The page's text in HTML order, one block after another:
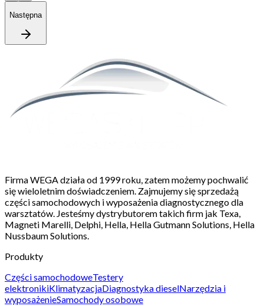
Następna
Firma WEGA działa od 1999 roku, zatem możemy pochwalić
się wieloletnim doświadczeniem. Zajmujemy się sprzedażą
części samochodowych i wyposażenia diagnostycznego dla
warsztatów. Jesteśmy dystrybutorem takich firm jak Texa,
Magneti Marelli, Delphi, Hella, Hella Gutmann Solutions, Hella
Nussbaum Solutions.
Produkty
Części samochodoweTestery
elektronikiKlimatyzacjaDiagnostyka dieselNarzędzia i
wyposażenieSamochody osobowe